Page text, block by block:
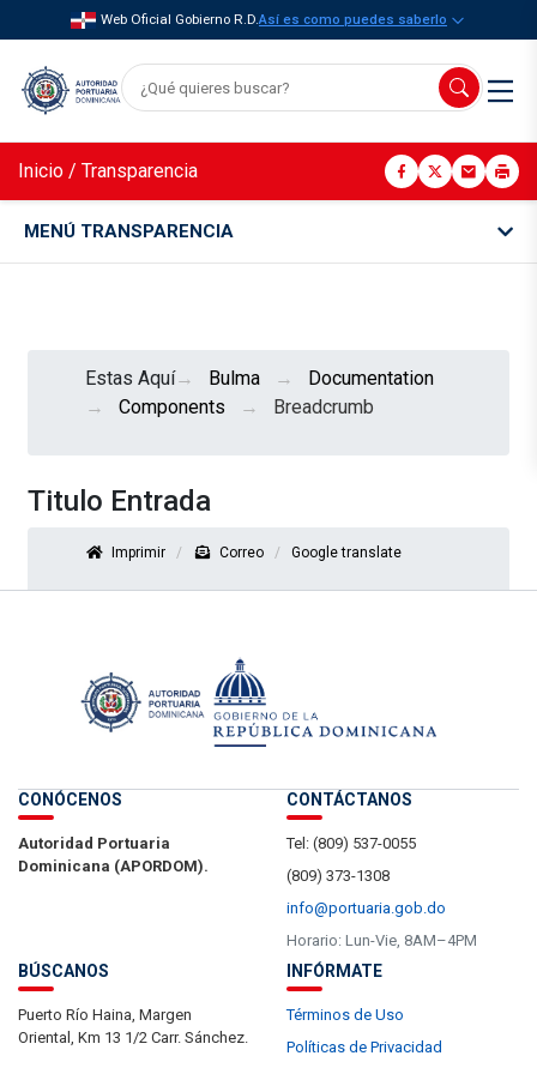
Web Oficial Gobierno R.D.Así es como puedes saberlo
Inicio / Transparencia
MENÚ TRANSPARENCIA
Estas Aquí Bulma
Documentation
Components
Breadcrumb
Titulo Entrada
Imprimir Correo Google translate
CONÓCENOS
Autoridad Portuaria
Dominicana (APORDOM).
CONTÁCTANOS
Tel: (809) 537-0055
(809) 373-1308
info@portuaria.gob.do
Horario: Lun-Vie, 8AM–4PM
BÚSCANOS
Puerto Río Haina, Margen
Oriental, Km 13 1/2 Carr. Sánchez.
INFÓRMATE
Términos de Uso
Políticas de Privacidad